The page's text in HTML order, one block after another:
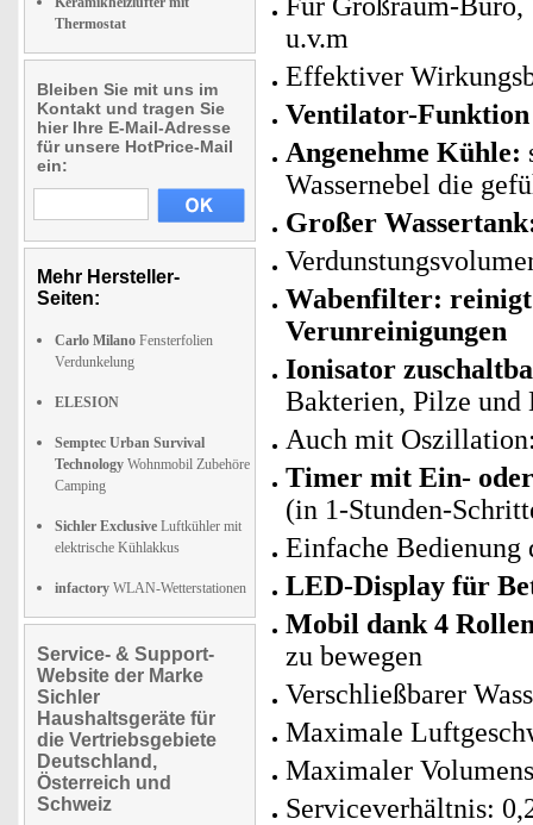
Thermostat
Bleiben Sie mit uns im
Kontakt und tragen Sie
hier Ihre E-Mail-Adresse
für unsere HotPrice-Mail
ein:
Mehr Hersteller-
Seiten:
Carlo Milano Fensterfolien
Verdunkelung
ELESION
Semptec Urban Survival
Technology Wohnmobil Zubehöre
Camping
Sichler Exclusive Luftkühler mit
elektrische Kühlakkus
infactory WLAN-Wetterstationen
Service- & Support-
Website der Marke
Sichler
Haushaltsgeräte für
die Vertriebsgebiete
Deutschland,
Österreich und
Schweiz
u.v.m
Effektiver
Ventilator-Funktion
Angenehme Kühle:
Wassernebel die
Großer
Wabenfilter: reinigt
Verunreinigungen
Ionisator
Bakterien, Pilze und
Auch mit
Timer mit Ein-
(in 1-Stunden-
Einfache Bedienung
LED-Display für
Mobil dank 4
zu bewegen
Verschließbarer
Maximale
Maximaler
Serviceverhältnis: